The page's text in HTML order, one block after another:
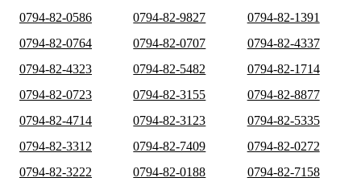
0794-82-0586
0794-82-9827
0794-82-1391
0794-82-0764
0794-82-0707
0794-82-4337
0794-82-4323
0794-82-5482
0794-82-1714
0794-82-0723
0794-82-3155
0794-82-8877
0794-82-4714
0794-82-3123
0794-82-5335
0794-82-3312
0794-82-7409
0794-82-0272
0794-82-3222
0794-82-0188
0794-82-7158